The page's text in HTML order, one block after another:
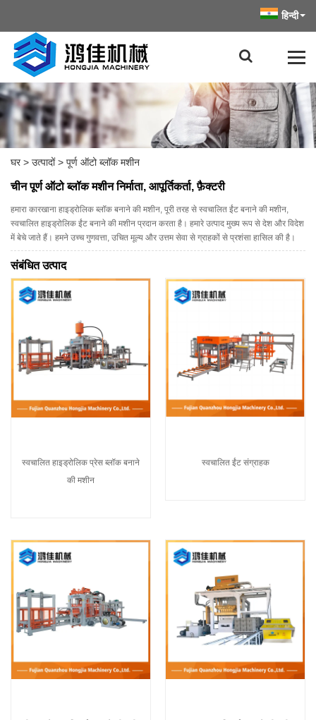
हिन्दी
घर > उत्पादों > पूर्ण ऑटो ब्लॉक मशीन
चीन पूर्ण ऑटो ब्लॉक मशीन निर्माता, आपूर्तिकर्ता, फ़ैक्टरी
हमारा कारखाना हाइड्रोलिक ब्लॉक बनाने की मशीन, पूरी तरह से स्वचालित ईंट बनाने की मशीन,
स्वचालित हाइड्रोलिक ईंट बनाने की मशीन प्रदान करता है। हमारे उत्पाद मुख्य रूप से देश और विदेश
में बेचे जाते हैं। हमने उच्च गुणवत्ता, उचित मूल्य और उत्तम सेवा से ग्राहकों से प्रशंसा हासिल की है।
संबंधित उत्पाद
स्वचालित हाइड्रोलिक प्रेस ब्लॉक बनाने
की मशीन
स्वचालित ईंट संग्राहक